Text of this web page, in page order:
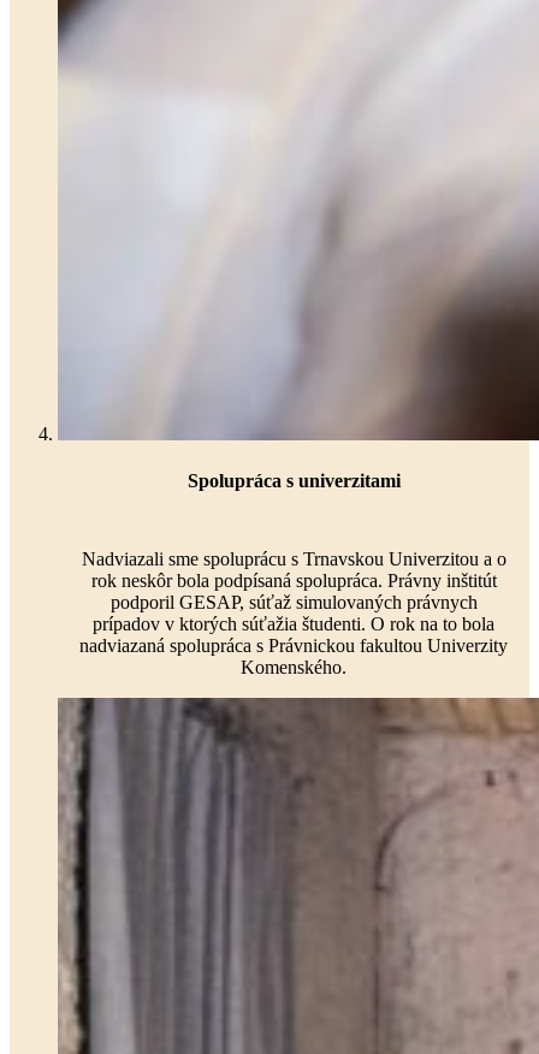
Spolupráca s univerzitami
Nadviazali sme spoluprácu s Trnavskou Univerzitou a o
rok neskôr bola podpísaná spolupráca. Právny inštitút
podporil GESAP, súťaž simulovaných právnych
prípadov v ktorých súťažia študenti. O rok na to bola
nadviazaná spolupráca s Právnickou fakultou Univerzity
Komenského.